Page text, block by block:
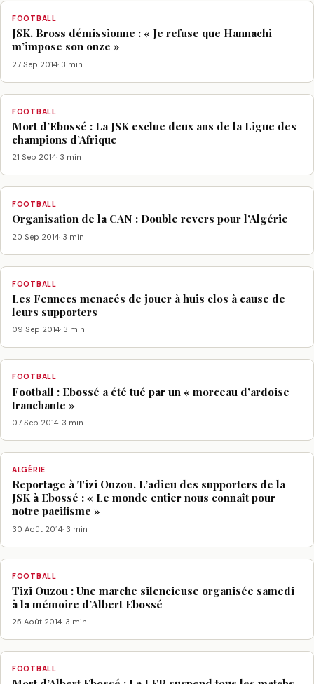
FOOTBALL
JSK. Bross démissionne : « Je refuse que Hannachi
m’impose son onze »
27 Sep 2014· 3 min
FOOTBALL
Mort d’Ebossé : La JSK exclue deux ans de la Ligue des
champions d’Afrique
21 Sep 2014· 3 min
FOOTBALL
Organisation de la CAN : Double revers pour l’Algérie
20 Sep 2014· 3 min
FOOTBALL
Les Fennecs menacés de jouer à huis clos à cause de
leurs supporters
09 Sep 2014· 3 min
FOOTBALL
Football : Ebossé a été tué par un « morceau d’ardoise
tranchante »
07 Sep 2014· 3 min
ALGÉRIE
Reportage à Tizi Ouzou. L’adieu des supporters de la
JSK à Ebossé : « Le monde entier nous connaît pour
notre pacifisme »
30 Août 2014· 3 min
FOOTBALL
Tizi Ouzou : Une marche silencieuse organisée samedi
à la mémoire d’Albert Ebossé
25 Août 2014· 3 min
FOOTBALL